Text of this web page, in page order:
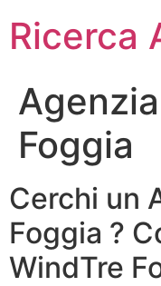
Ricerca
Foggia
Cerchi un
Foggia ?
WindTre